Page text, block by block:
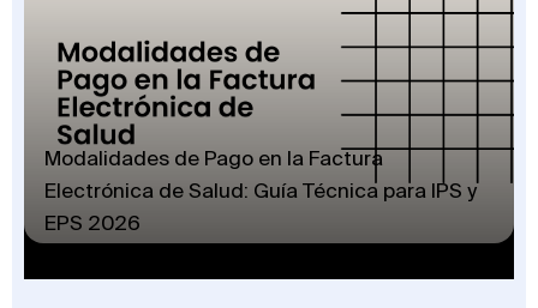
Modalidades de Pago en la Factura
Electrónica de Salud: Guía Técnica para IPS y
EPS 2026